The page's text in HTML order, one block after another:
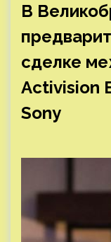
В
сделке
Activision
Sony